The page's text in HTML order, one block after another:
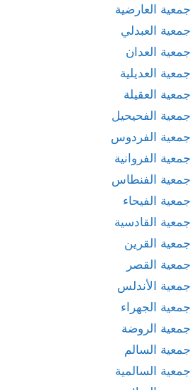
جمعية العارضية
جمعية العبدلي
جمعية العدان
جمعية العديلية
جمعية العقيلة
جمعية الفحيحيل
جمعية الفردوس
جمعية الفروانية
جمعية الفنطاس
جمعية الفيحاء
جمعية القادسية
جمعية القرين
جمعية القصر
جمعية الأندلس
جمعية الجهراء
جمعية الروضة
جمعية السالم
جمعية السالمية